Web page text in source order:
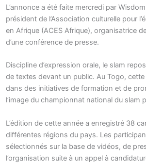
L’annonce a été faite mercredi par
président de l’Association culturelle pour
en Afrique (ACES Afrique), organisatrice
d’une conférence de presse.
Discipline d’expression orale, le slam
de textes devant un public. Au Togo, cette
dans des initiatives de formation et de
l’image du championnat national du slam
L’édition de cette année a enregistré 38
différentes régions du pays. Les
sélectionnés sur la base de vidéos, de
l’organisation suite à un appel à